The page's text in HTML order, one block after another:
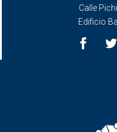
Calle
Edificio